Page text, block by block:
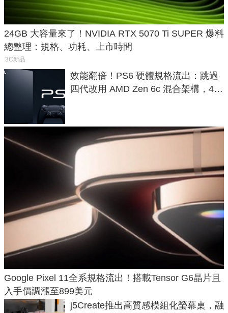
24GB 大容量來了！NVIDIA RTX 5070 Ti SUPER 爆料
總整理：規格、功耗、上市時間
3C新品
效能翻倍！PS6 硬體規格流出：跳過
四代改用 AMD Zen 6c 混合架構，4K
Google Pixel 11全系規格流出！搭載Tensor G6晶片且
入手價調漲至899美元
j5Create推出高質感模組化螢幕桌，融